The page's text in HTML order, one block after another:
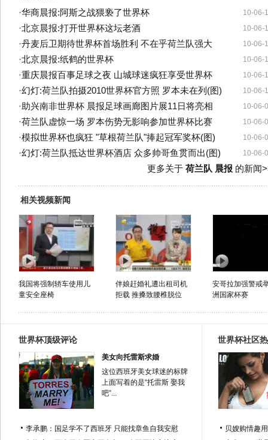
10-06-
·华商晨报:阿斯之战猥亵了世界杯
10-06-
·北京晨报:打开世界杯这坛老酒
10-06-
·丹麦后卫期待世界杯首场胜利 不在乎荷兰队强大
10-06-
·北京晨报:纸鹤的世界杯
10-06-
·重庆晨报百事足球之夜 山城球迷疯狂享受世界杯
10-06-
·幻灯:荷兰队拍摄2010世界杯官方照 罗本未在列(图)
10-06-
·助兴南非世界杯 晨报足球画廊图片展11日将亮相
10-06-
·荷兰队虚惊一场 罗本伤势无影响参加世界杯比赛
10-06-
·模拟世界杯也疯狂 "草根荷兰队"捧起冠军奖杯(图)
10-06-
·幻灯:荷兰队抵达世界杯酒店 众多帅哥鱼贯而出(图)
更多关于 荷兰队 晨报的新闻
相关视频新闻
我国将强制轿车使用儿
童安全座椅
伴娘赶婚礼遭出租司机
拒载 推搡致腰椎脱位
安哥拉加强警戒
洲国家杯赛
世界杯顶级评论
美女向托雷斯求婚
这位西班牙美女球迷的标牌
上面写着的是“托雷斯 娶我
吧”...
李承鹏：国足学不了西班牙 只能找章鱼自我安慰
世界杯社区
贝嫂购情趣